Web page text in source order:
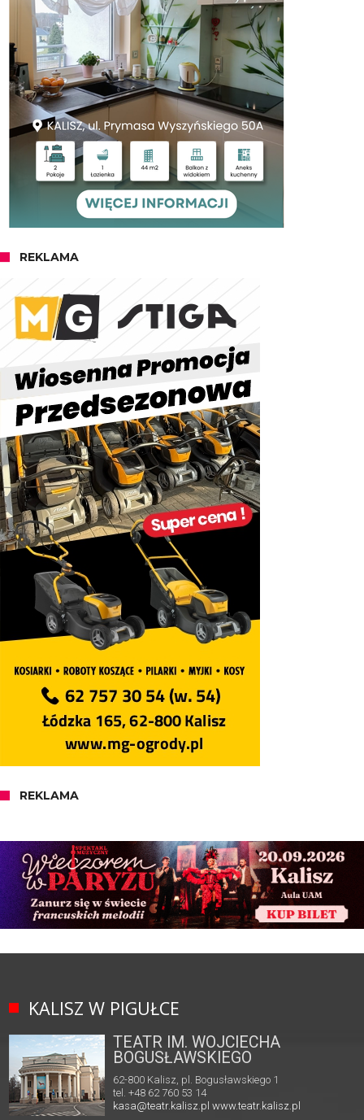
REKLAMA
REKLAMA
KALISZ W PIGUŁCE
TEATR IM. WOJCIECHA
BOGUSŁAWSKIEGO
62-800 Kalisz, pl. Bogusławskiego 1
tel. +48 62 760 53 14
kasa@teatr.kalisz.pl www.teatr.kalisz.pl